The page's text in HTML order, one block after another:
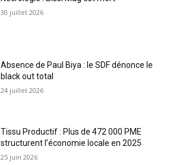
30 juillet 2026
Absence de Paul Biya : le SDF dénonce le
black out total
24 juillet 2026
Tissu Productif : Plus de 472 000 PME
structurent l’économie locale en 2025
25 juin 2026